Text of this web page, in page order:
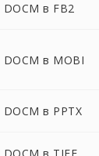
DOCM в FB2
DOCM в MOBI
DOCM в PPTX